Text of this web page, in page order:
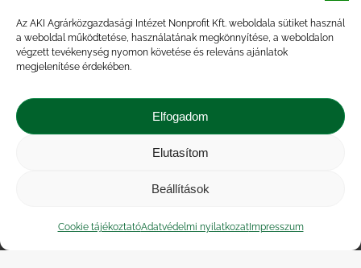
Az AKI Agrárközgazdasági Intézet Nonprofit Kft. weboldala sütiket használ
a weboldal működtetése, használatának megkönnyítése, a weboldalon
végzett tevékenység nyomon követése és releváns ajánlatok
megjelenítése érdekében.
Elfogadom
Elutasítom
Beállítások
Cookie tájékoztatóAdatvédelmi nyilatkozatImpresszum
paradicsom piac piaci jelentés
pulyka pulykahús sertés sertéshús
szarvasmarha termelés
termelői
zöldség árak
átlagárértékesítési ár
Közérdekű adatok
| Adatvédelmi nyilatkozat
|